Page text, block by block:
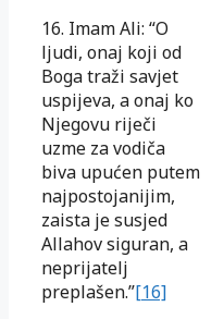
16. Imam Ali: “O
ljudi, onaj koji od
Boga traži savjet
uspijeva, a onaj ko
Njegovu riječi
uzme za vodiča
biva upućen putem
najpostojanijim,
zaista je susjed
Allahov siguran, a
neprijatelj
preplašen.”[16]